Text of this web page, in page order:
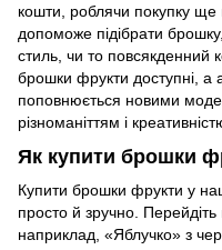
кошти, роблячи покупку ще
допоможе підібрати
стиль, чи то повсякденний
брошки фрукти доступні, а
поповнюється новими
різноманіттям і
Як купити брошки
Купити брошки фрукти у
просто й зручно.
наприклад, «Яблучко» з